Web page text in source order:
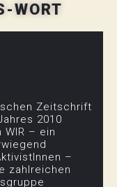
WORT
Zeitschrift
2010
– ein
–
zahlreichen